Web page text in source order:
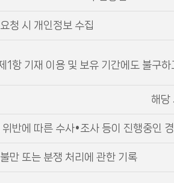
청 시 개인정보 수집
1항 기재 이용 및 보유 기간에도 불구
해당
반에 따른 수사•조사 등이 진행중인
만 또는 분쟁 처리에 관한 기록